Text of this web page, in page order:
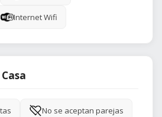
Internet Wifi
No se aceptan parejas